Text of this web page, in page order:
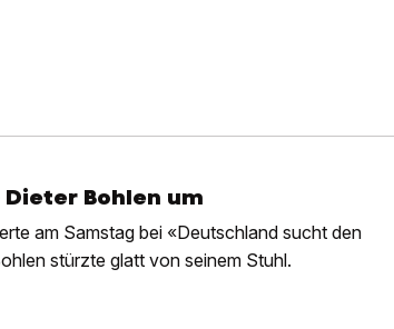
Bohlen um
am Samstag bei «Deutschland sucht den
stürzte glatt von seinem Stuhl.